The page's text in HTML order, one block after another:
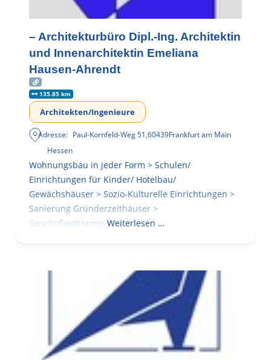
– Architekturbüro Dipl.-Ing. Architektin
und Innenarchitektin Emeliana
Hausen-Ahrendt
135.85 km
Architekten/Ingenieure
Adresse: Paul-Kornfeld-Weg 51,60439Frankfurt am Main
Hessen
Wohnungsbau in jeder Form > Schulen/
Einrichtungen für Kinder/ Hotelbau/
Gewächshäuser > Sozio-Kulturelle Einrichtungen >
Sanierung Gründerzeithäuser >
GeschoßwohnungsbauWeiterlesen …